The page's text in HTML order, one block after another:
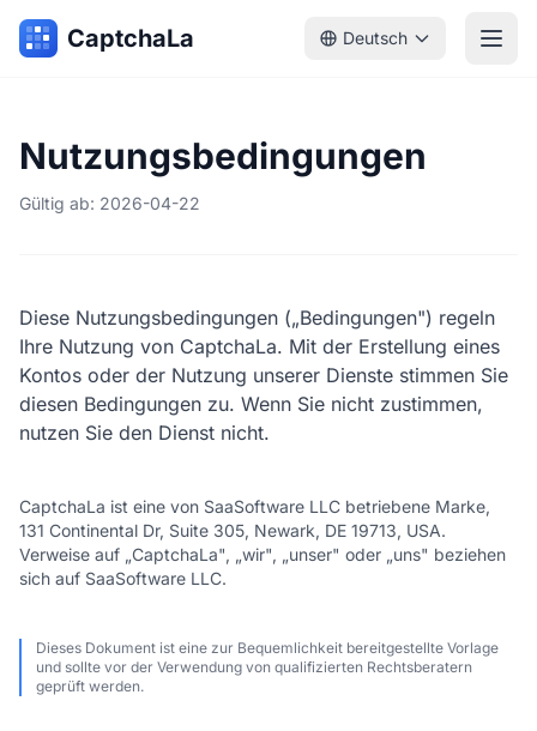
CaptchaLa Deutsch
Nutzungsbedingungen
Gültig ab: 2026-04-22
Diese Nutzungsbedingungen („Bedingungen") regeln
Ihre Nutzung von CaptchaLa. Mit der Erstellung eines
Kontos oder der Nutzung unserer Dienste stimmen Sie
diesen Bedingungen zu. Wenn Sie nicht zustimmen,
nutzen Sie den Dienst nicht.
CaptchaLa ist eine von SaaSoftware LLC betriebene Marke,
131 Continental Dr, Suite 305, Newark, DE 19713, USA.
Verweise auf „CaptchaLa", „wir", „unser" oder „uns" beziehen
sich auf SaaSoftware LLC.
Dieses Dokument ist eine zur Bequemlichkeit bereitgestellte Vorlage
und sollte vor der Verwendung von qualifizierten Rechtsberatern
geprüft werden.